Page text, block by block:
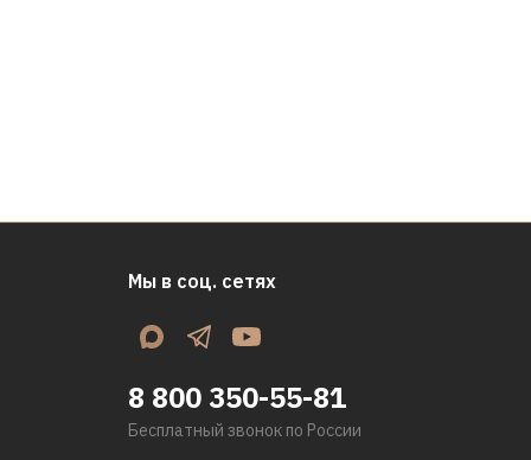
Мы в соц. сетях
8 800 350-55-81
Бесплатный звонок по России